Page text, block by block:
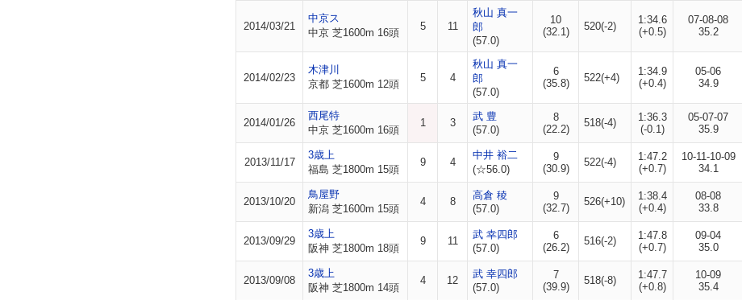
2014/03/21
中京ス
中京 芝1600m 16頭
5 11
秋山 真一
郎
(57.0)
10
(32.1)
520(-2)
1:34.6
(+0.5)
07-08-08
35.2
2014/02/23
木津川
京都 芝1600m 12頭
5 4
秋山 真一
郎
(57.0)
6
(35.8)
522(+4)
1:34.9
(+0.4)
05-06
34.9
2014/01/26
西尾特
中京 芝1600m 16頭
1 3
武 豊
(57.0)
8
(22.2)
518(-4)
1:36.3
(-0.1)
05-07-07
35.9
2013/11/17
3歳上
福島 芝1800m 15頭
9 4
中井 裕二
(☆56.0)
9
(30.9)
522(-4)
1:47.2
(+0.7)
10-11-10-09
34.1
2013/10/20
鳥屋野
新潟 芝1600m 15頭
4 8
高倉 稜
(57.0)
9
(32.7)
526(+10)
1:38.4
(+0.4)
08-08
33.8
2013/09/29
3歳上
阪神 芝1800m 18頭
9 11
武 幸四郎
(57.0)
6
(26.2)
516(-2)
1:47.8
(+0.7)
09-04
35.0
2013/09/08
3歳上
阪神 芝1800m 14頭
4 12
武 幸四郎
(57.0)
7
(39.9)
518(-8)
1:47.7
(+0.8)
10-09
35.4